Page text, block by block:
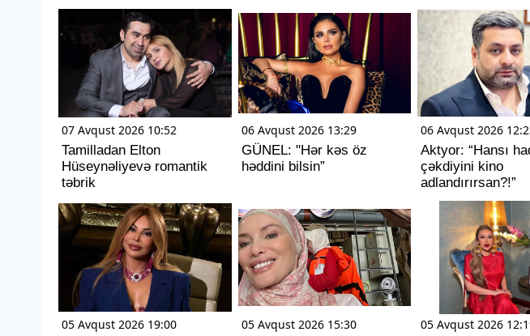
07 Avqust 2026 10:52
Tamilladan Elton
Hüseynəliyevə romantik
təbrik
06 Avqust 2026 13:29
GÜNEL: "Hər kəs öz
həddini bilsin”
06 Avqust 2026
Aktyor: “Hansı
çəkdiyini kino
adlandırırsan?!”
05 Avqust 2026 19:00
05 Avqust 2026 15:30
05 Avqust 2026